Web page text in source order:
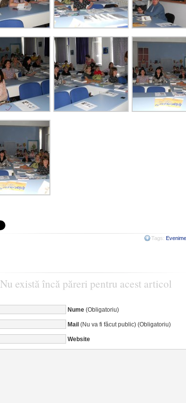
Tags:
Nu există încă păreri pentru acest articol
Nume(Obligatoriu)
Mail(Nu va fi făcut public) (Obligatoriu)
Website